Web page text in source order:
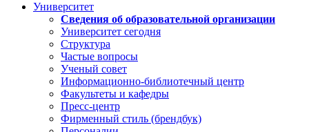
Университет
Сведения об образовательной организации
Университет сегодня
Структура
Частые вопросы
Ученый совет
Информационно-библиотечный центр
Факультеты и кафедры
Пресс-центр
Фирменный стиль (брендбук)